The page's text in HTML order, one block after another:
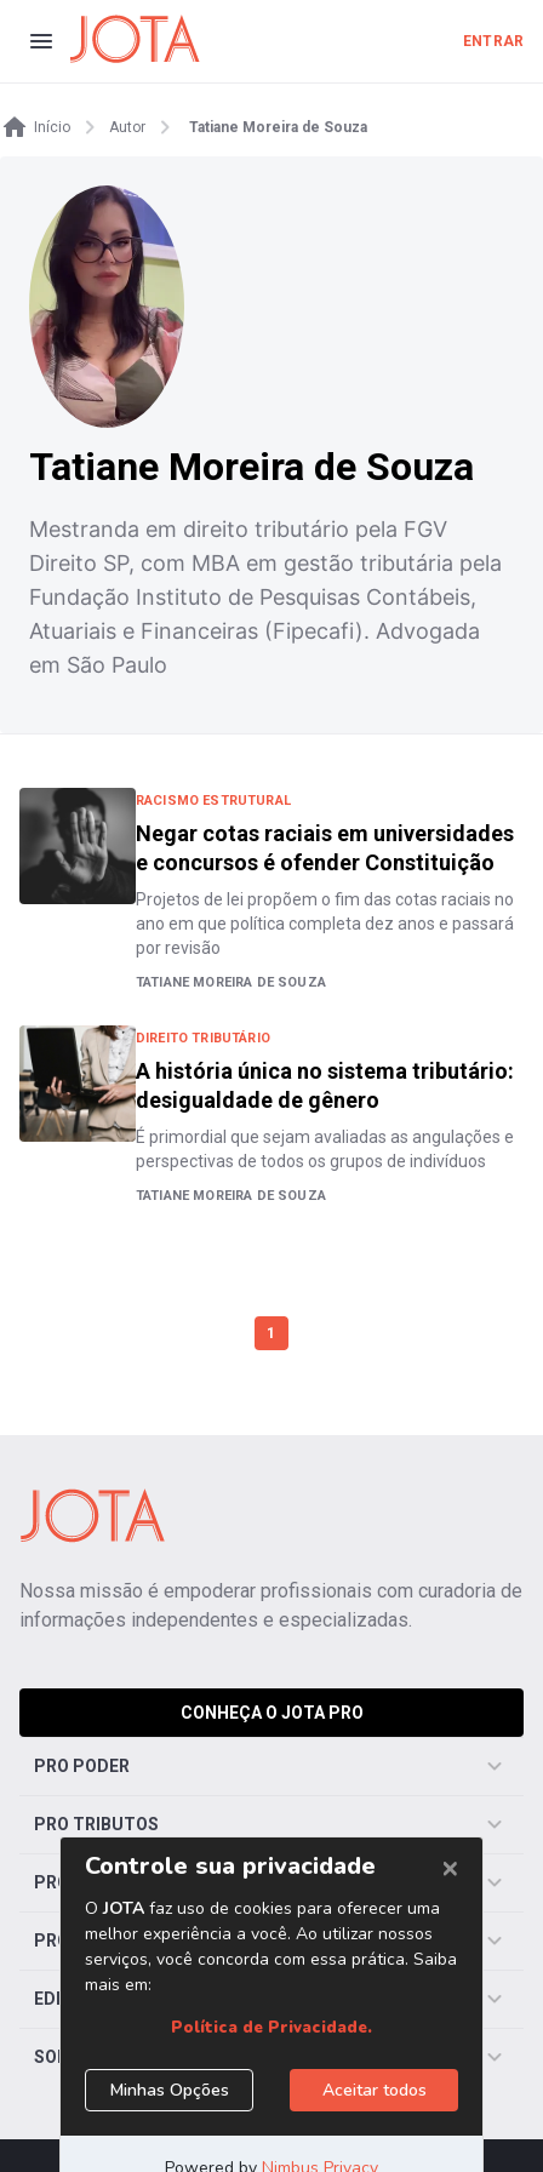
ENTRAR
Início Autor Tatiane Moreira de Souza
Tatiane Moreira de Souza
Mestranda em direito tributário pela FGV
Direito SP, com MBA em gestão tributária pela
Fundação Instituto de Pesquisas Contábeis,
Atuariais e Financeiras (Fipecafi). Advogada
em São Paulo
RACISMO ESTRUTURAL
Negar cotas raciais em universidades
e concursos é ofender Constituição
Projetos de lei propõem o fim das cotas raciais no
ano em que política completa dez anos e passará
por revisão
TATIANE MOREIRA DE SOUZA
DIREITO TRIBUTÁRIO
A história única no sistema tributário:
desigualdade de gênero
É primordial que sejam avaliadas as angulações e
perspectivas de todos os grupos de indivíduos
TATIANE MOREIRA DE SOUZA
1
Nossa missão é empoderar profissionais com curadoria de
informações independentes e especializadas.
CONHEÇA O JOTA PRO
PRO PODER
PRO TRIBUTOS
PRO TRABALHISTA
PRO SAÚDE
EDITORIAS
SOBRE O JOTA